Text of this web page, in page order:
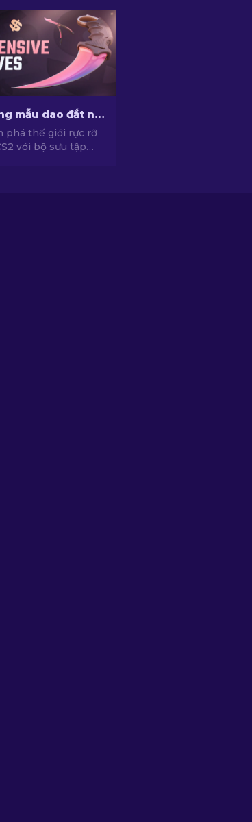
Những mẫu dao đắt nhất trong CS2 [2026]
phá thế giới rực rỡ
với bộ sưu tập